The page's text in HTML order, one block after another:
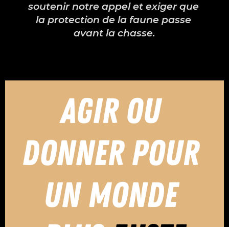
soutenir notre appel et exiger que
la protection de la faune passe
avant la chasse.
AGIR OU
DONNER POUR
UN MONDE